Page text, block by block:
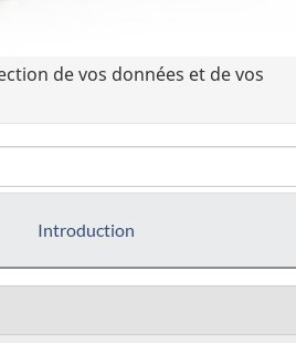
de vos données et de vos
Introduction